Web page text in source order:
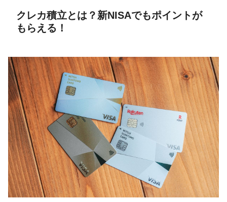
クレカ積立とは？新NISAでもポイントが
もらえる！